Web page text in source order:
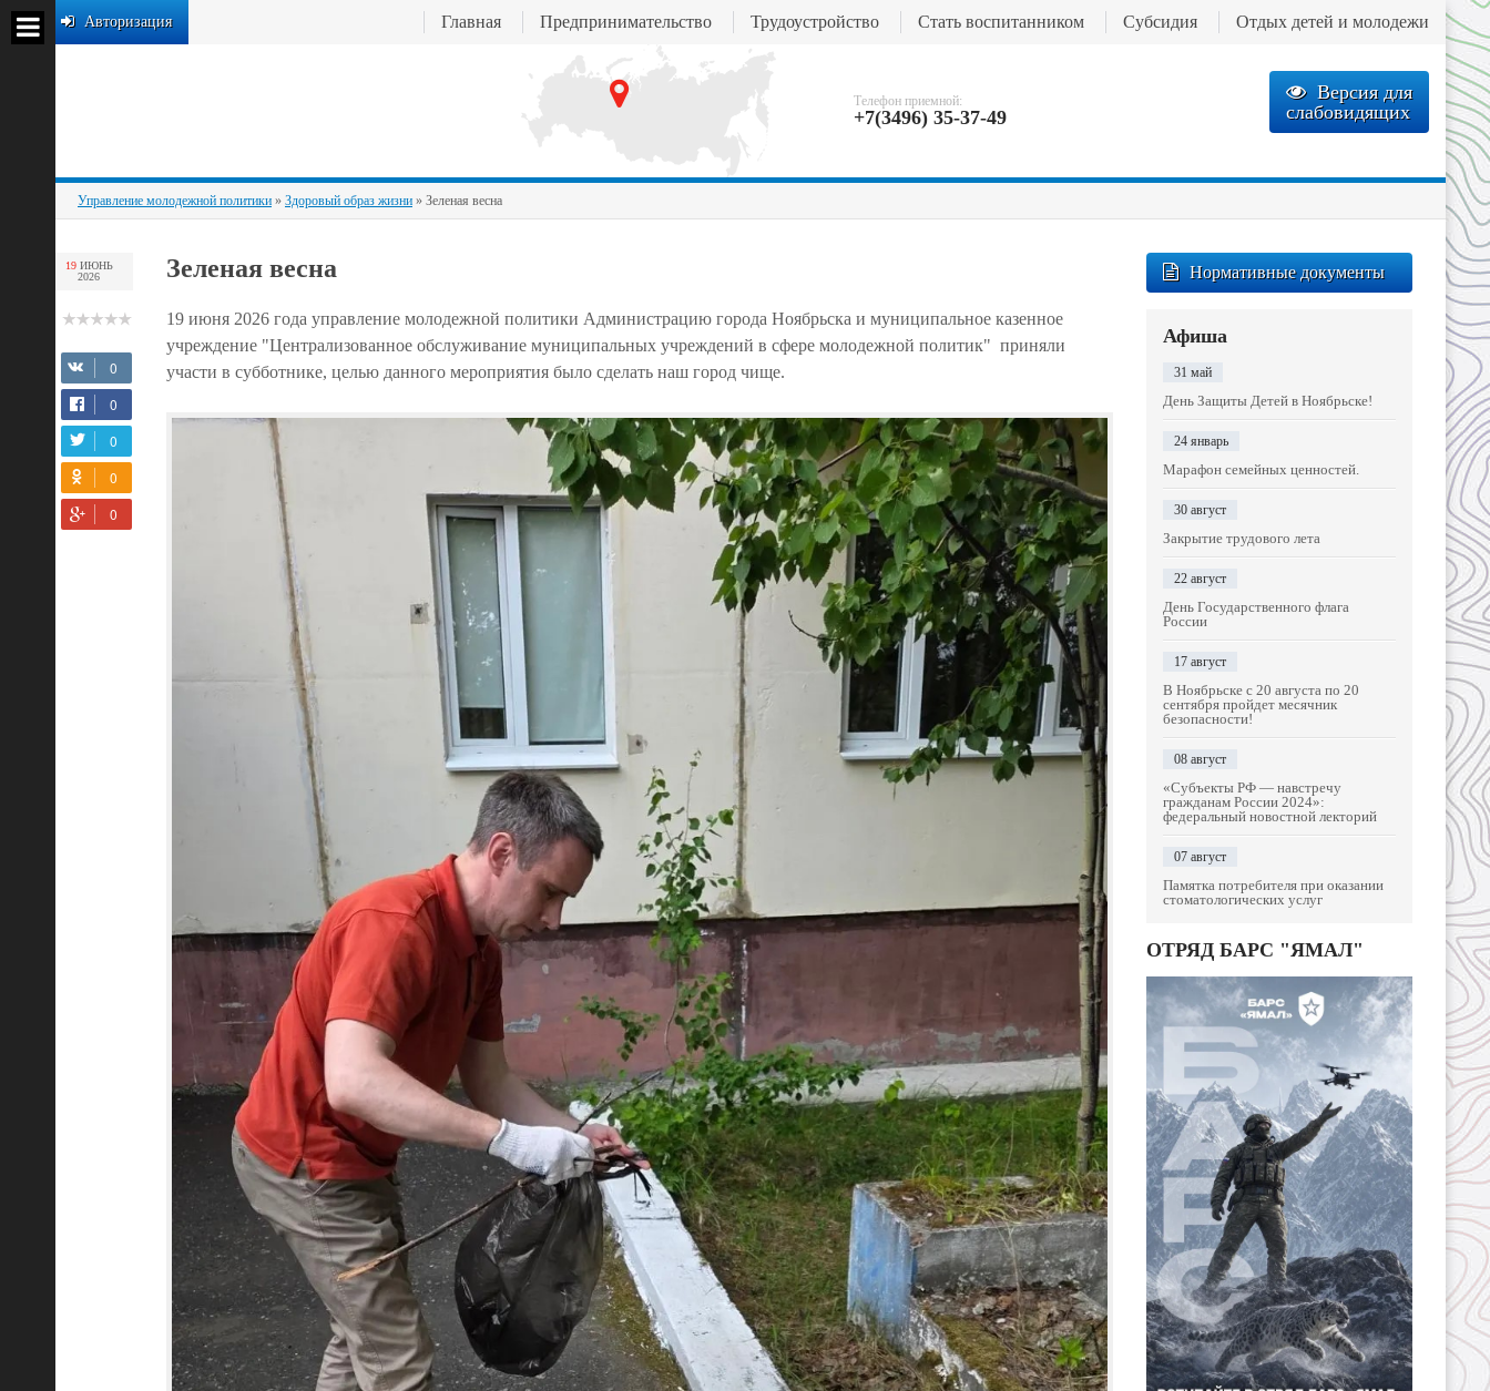
Телефон приемной:
+7(3496) 35-37-49
Версия для
слабовидящих
Авторизация Главная Предпринимательство Трудоустройство Стать воспитанником Субсидия Отдых детей и молодежи
Управление молодежной политики » Здоровый образ жизни » Зеленая весна
19ИЮНЬ
2026
Зеленая весна
19 июня 2026 года управление молодежной политики Администрацию города Ноябрьска и муниципальное казенное
учреждение "Централизованное обслуживание муниципальных учреждений в сфере молодежной политик" приняли
участи в субботнике, целью данного мероприятия было сделать наш город чище.
Нормативные документы
Афиша
31 май
День Защиты Детей в Ноябрьске!
24 январь
Марафон семейных ценностей.
30 август
Закрытие трудового лета
22 август
День Государственного флага
России
17 август
В Ноябрьске с 20 августа по 20
сентября пройдет месячник
безопасности!
08 август
«Субъекты РФ — навстречу
гражданам России 2024»:
федеральный новостной лекторий
07 август
Памятка потребителя при оказании
стоматологических услуг
ОТРЯД БАРС "ЯМАЛ"